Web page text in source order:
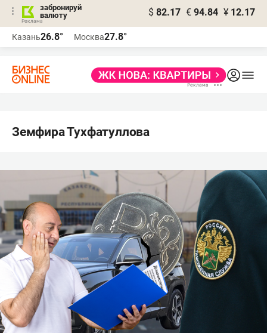
забронируй
валюту
$ 82.17 € 94.84 ¥ 12.17
Казань26.8° Москва27.8°
Земфира Тухфатуллова